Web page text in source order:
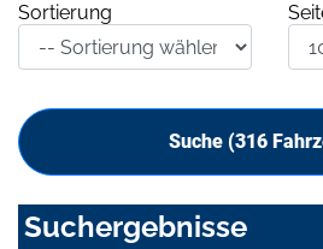
Sortierung
Suche (316
Suchergebnisse